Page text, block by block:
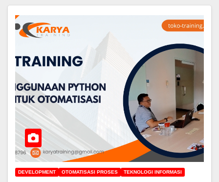
DEVELOPMENT OTOMATISASI PROSES TEKNOLOGI INFORMASI